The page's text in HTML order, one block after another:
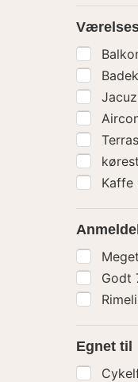
Godt
Egnet til